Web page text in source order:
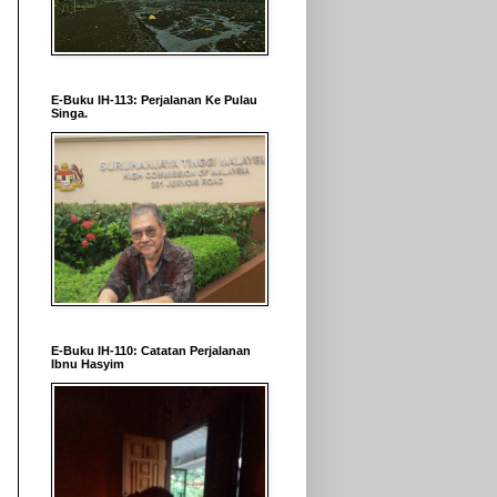
E-Buku IH-113: Perjalanan Ke Pulau
Singa.
E-Buku IH-110: Catatan Perjalanan
Ibnu Hasyim